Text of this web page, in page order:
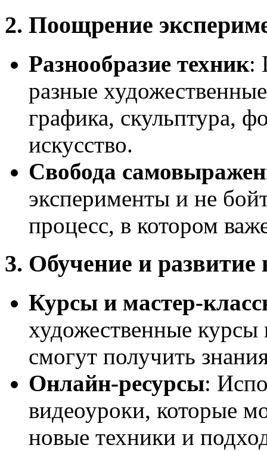
2. Поощрение
Разнообразие техник:
разные
графика, скульптура,
искусство.
Свобода
эксперименты и не
процесс, в котором
3. Обучение и
Курсы и мастер-
художественные курсы
смогут получить
Онлайн-ресурсы:
видеоуроки, которые
новые техники и